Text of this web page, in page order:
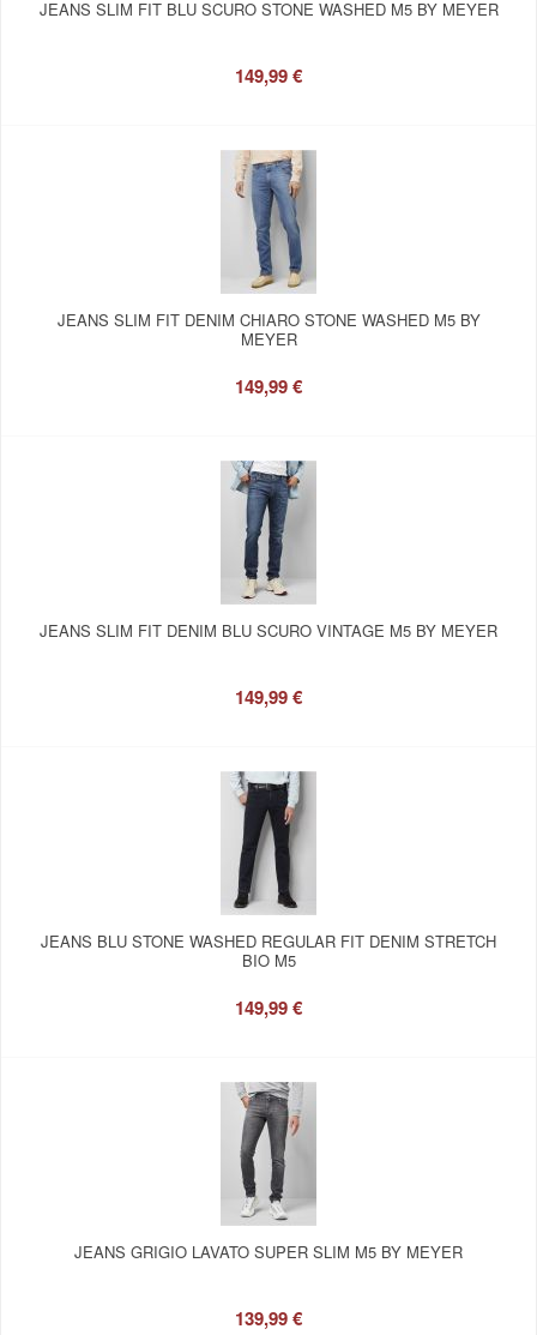
JEANS SLIM FIT BLU SCURO STONE WASHED M5 BY MEYER
149,99 €
JEANS SLIM FIT DENIM CHIARO STONE WASHED M5 BY
MEYER
149,99 €
JEANS SLIM FIT DENIM BLU SCURO VINTAGE M5 BY MEYER
149,99 €
JEANS BLU STONE WASHED REGULAR FIT DENIM STRETCH
BIO M5
149,99 €
JEANS GRIGIO LAVATO SUPER SLIM M5 BY MEYER
139,99 €